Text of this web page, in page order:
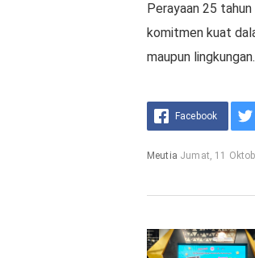
Perayaan 25
komitmen kuat
maupun lingkungan.
Facebook
Meutia Jumat, 11